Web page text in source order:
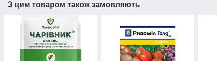
З цим товаром також замовляють